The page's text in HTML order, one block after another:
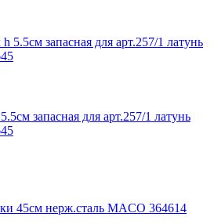
запасная для арт.257/1 латунь